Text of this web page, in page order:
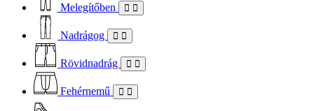
Melegítőben
Nadrágog
Rövidnadrág
Fehérnemű